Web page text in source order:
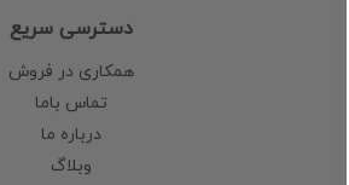
دسترسی سریع
همکاری در فروش
تماس باما
درباره ما
وبلاگ